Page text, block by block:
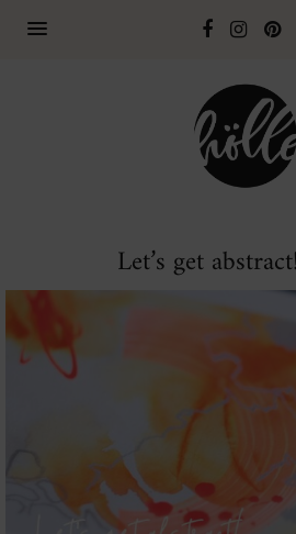
Let’s get